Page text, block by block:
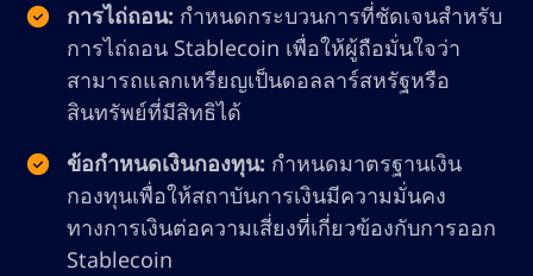
การไถ่ถอน: กำหนดกระบวนการที่ชัดเจนสำหรับ
การไถ่ถอน Stablecoin เพื่อให้ผู้ถือมั่นใจว่า
สามารถแลกเหรียญเป็นดอลลาร์สหรัฐหรือ
สินทรัพย์ที่มีสิทธิได้
ข้อกำหนดเงินกองทุน: กำหนดมาตรฐานเงิน
กองทุนเพื่อให้สถาบันการเงินมีความมั่นคง
ทางการเงินต่อความเสี่ยงที่เกี่ยวข้องกับการออก
Stablecoin